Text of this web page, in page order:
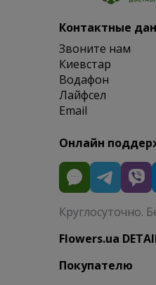
Контактные
Звоните нам
Киевстар
Водафон
Лайфсел
Email
Онлайн
Круглосуточно.
Flowers.ua
Покупателю